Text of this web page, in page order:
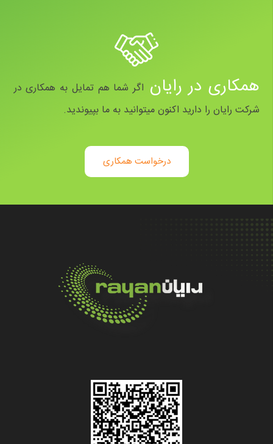
همکاری در رایان اگر شما هم تمایل به همکاری در
شرکت رایان را دارید اکنون میتوانید به ما بپیوندید.
درخواست همکاری